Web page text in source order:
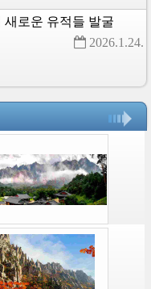
새로운 유적들 발굴
2026.1.24.